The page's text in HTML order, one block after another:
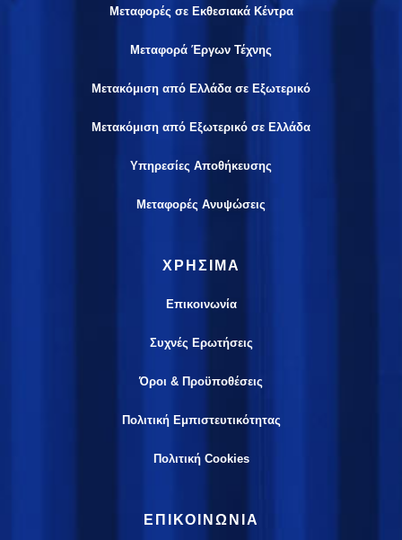
Μεταφορές σε Εκθεσιακά Κέντρα
Μεταφορά Έργων Τέχνης
Μετακόμιση από Ελλάδα σε Εξωτερικό
Μετακόμιση από Εξωτερικό σε Ελλάδα
Υπηρεσίες Αποθήκευσης
Μεταφορές Ανυψώσεις
ΧΡΗΣΙΜΑ
Επικοινωνία
Συχνές Ερωτήσεις
Όροι & Προϋποθέσεις
Πολιτική Εμπιστευτικότητας
Πολιτική Cookies
ΕΠΙΚΟΙΝΩΝIA